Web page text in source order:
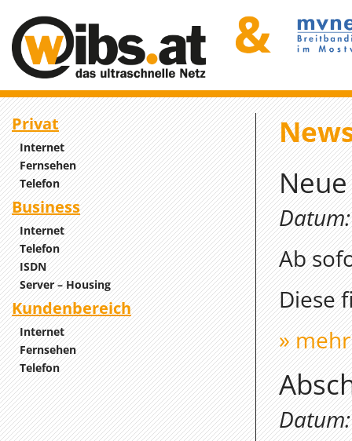
Privat
Internet
Fernsehen
Telefon
Business
Internet
Telefon
ISDN
Server – Housing
Kundenbereich
Internet
Fernsehen
Telefon
Ab
Diese
»